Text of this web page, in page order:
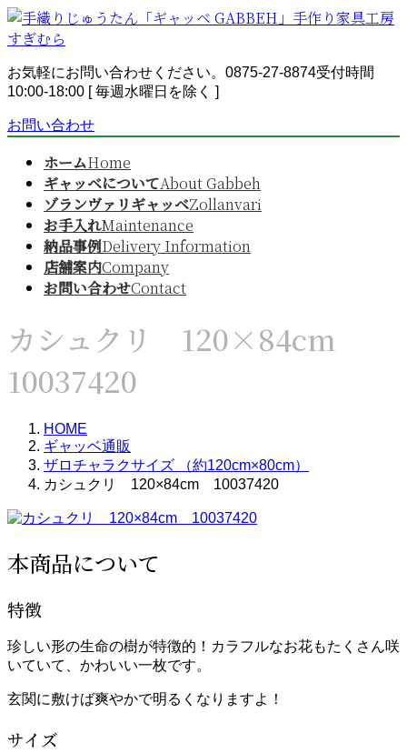
コ
ン
ン
ツ
ス
ナ
ビ
ー
シ
ン
お気軽にお問い合わせください。 0875-27-8874受付時間
10:00-18:00 [ 毎週水曜日を除く ]
お問い合わせ
ホームHome
ギャッベについてAbout Gabbeh
ゾランヴァリギャッベZollanvari
お手入れMaintenance
納品事例Delivery Information
店舗案内Company
お問い合わせContact
カシュクリ 120×84cm
10037420
HOME
ギャッベ通販
ザロチャラクサイズ （約120cm×80cm）
カシュクリ 120×84cm 10037420
本商品について
特徴
珍しい形の生命の樹が特徴的！カラフルなお花もたくさん咲
いていて、かわいい一枚です。
玄関に敷けば爽やかで明るくなりますよ！
サイズ